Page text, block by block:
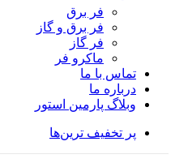
فر برق
فر برق و گاز
فر گاز
ماكرو فر
تماس با ما
درباره ما
وبلاگ پارمین استور
پر تخفیف ترین‌ها